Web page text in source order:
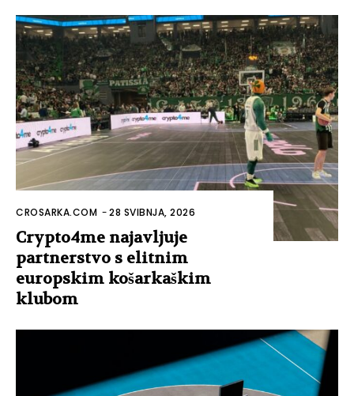
CROSARKA.COM -28 SVIBNJA, 2026
Crypto4me najavljuje
partnerstvo s elitnim
europskim košarkaškim
klubom